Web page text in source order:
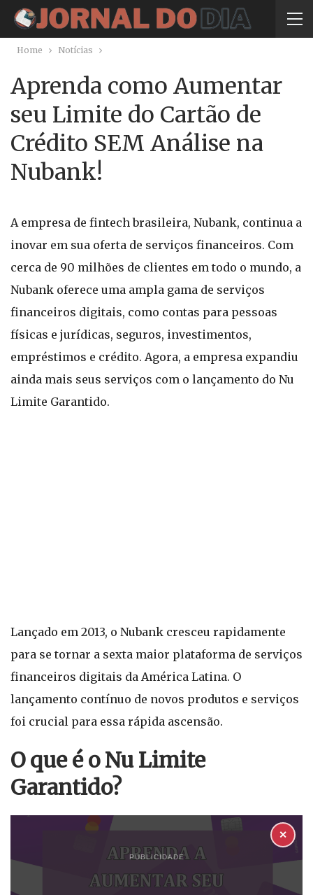
Home Notícias
Aprenda como Aumentar
seu Limite do Cartão de
Crédito SEM Análise na
Nubank!
A empresa de fintech brasileira, Nubank, continua a
inovar em sua oferta de serviços financeiros. Com
cerca de 90 milhões de clientes em todo o mundo, a
Nubank oferece uma ampla gama de serviços
financeiros digitais, como contas para pessoas
físicas e jurídicas, seguros, investimentos,
empréstimos e crédito. Agora, a empresa expandiu
ainda mais seus serviços com o lançamento do Nu
Limite Garantido.
Lançado em 2013, o Nubank cresceu rapidamente
para se tornar a sexta maior plataforma de serviços
financeiros digitais da América Latina. O
lançamento contínuo de novos produtos e serviços
foi crucial para essa rápida ascensão.
O que é o Nu Limite
Garantido?
PUBLICIDADE
✕